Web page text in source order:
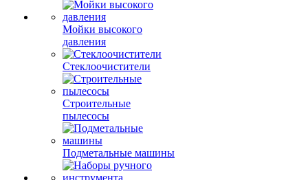
Мойки высокого
давления
Стеклоочистители
Строительные
пылесосы
Подметальные машины